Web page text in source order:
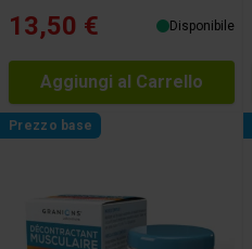
13,50 € Disponibile
Aggiungi al Carrello
Prezzo base